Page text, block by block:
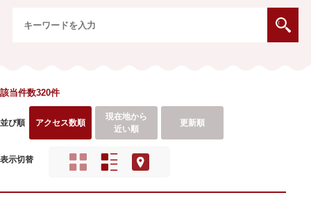
該当件数320件
並び順 アクセス数順
現在地から
近い順
更新順
表示切替